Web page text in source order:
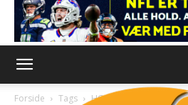
Forside Tags HOF